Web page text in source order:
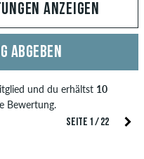
SEITE 1 / 22
ANZEIGEN
ABGEBEN
und du erhältst 10
Bewertung.